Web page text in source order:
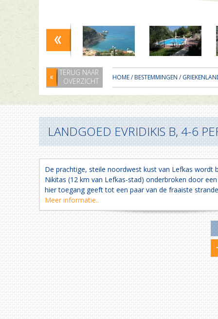
TERUG NAAR
OVERZICHT
HOME/BESTEMMINGEN /
LANDGOED EVRIDIKIS B, 4-6
De prachtige, steile noordwest kust van Lefkas wordt
Nikitas (12 km van Lefkas-stad) onderbroken door
hier toegang geeft tot een paar van de fraaiste
Meer informatie..